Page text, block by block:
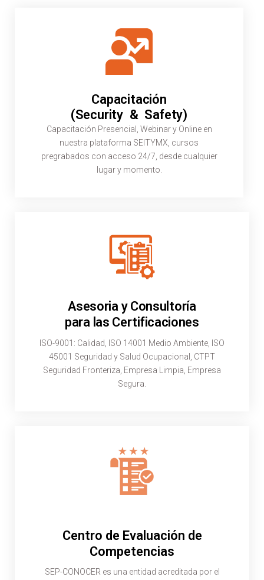
Capacitación
(Security & Safety)
Capacitación Presencial, Webinar y Online en
nuestra plataforma SEITYMX, cursos
pregrabados con acceso 24/7, desde cualquier
lugar y momento.
Asesoria y Consultoría
para las Certificaciones
ISO-9001: Calidad, ISO 14001 Medio Ambiente, ISO
45001 Seguridad y Salud Ocupacional, CTPT
Seguridad Fronteriza, Empresa Limpia, Empresa
Segura.
Centro de Evaluación de
Competencias
SEP-CONOCER es una entidad acreditada por el